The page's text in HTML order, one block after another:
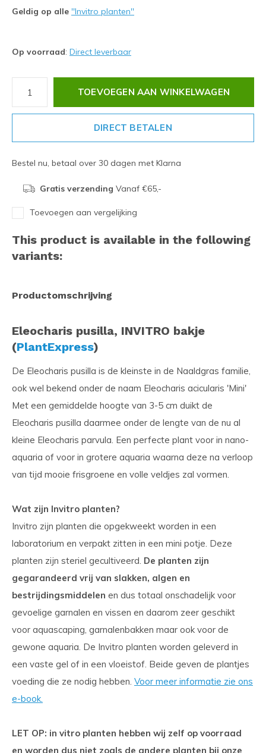
Geldig op alle ''Invitro planten''
Op voorraad: Direct leverbaar
TOEVOEGEN AAN WINKELWAGEN
DIRECT BETALEN
Bestel nu, betaal over 30 dagen met Klarna
Gratis verzending Vanaf €65,-
Toevoegen aan vergelijking
This product is available in the following
variants:
Productomschrijving
Eleocharis pusilla, INVITRO bakje
(PlantExpress)
De Eleocharis pusilla is de kleinste in de Naaldgras familie,
ook wel bekend onder de naam Eleocharis acicularis 'Mini'
Met een gemiddelde hoogte van 3-5 cm duikt de
Eleocharis pusilla daarmee onder de lengte van de nu al
kleine Eleocharis parvula. Een perfecte plant voor in nano-
aquaria of voor in grotere aquaria waarna deze na verloop
van tijd mooie frisgroene en volle veldjes zal vormen.
Wat zijn Invitro planten?
Invitro zijn planten die opgekweekt worden in een
laboratorium en verpakt zitten in een mini potje. Deze
planten zijn steriel gecultiveerd. De planten zijn
gegarandeerd vrij van slakken, algen en
bestrijdingsmiddelen en dus totaal onschadelijk voor
gevoelige garnalen en vissen en daarom zeer geschikt
voor aquascaping, garnalenbakken maar ook voor de
gewone aquaria. De Invitro planten worden geleverd in
een vaste gel of in een vloeistof. Beide geven de plantjes
voeding die ze nodig hebben. Voor meer informatie zie ons
e-book.
LET OP: in vitro planten hebben wij zelf op voorraad
en worden dus niet zoals de andere planten bij onze